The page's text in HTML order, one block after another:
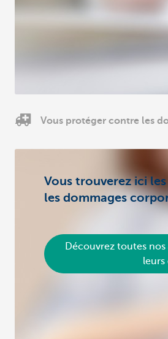
Vous protéger contre les
Vous trouverez ici
les dommages
Découvrez toutes
leurs